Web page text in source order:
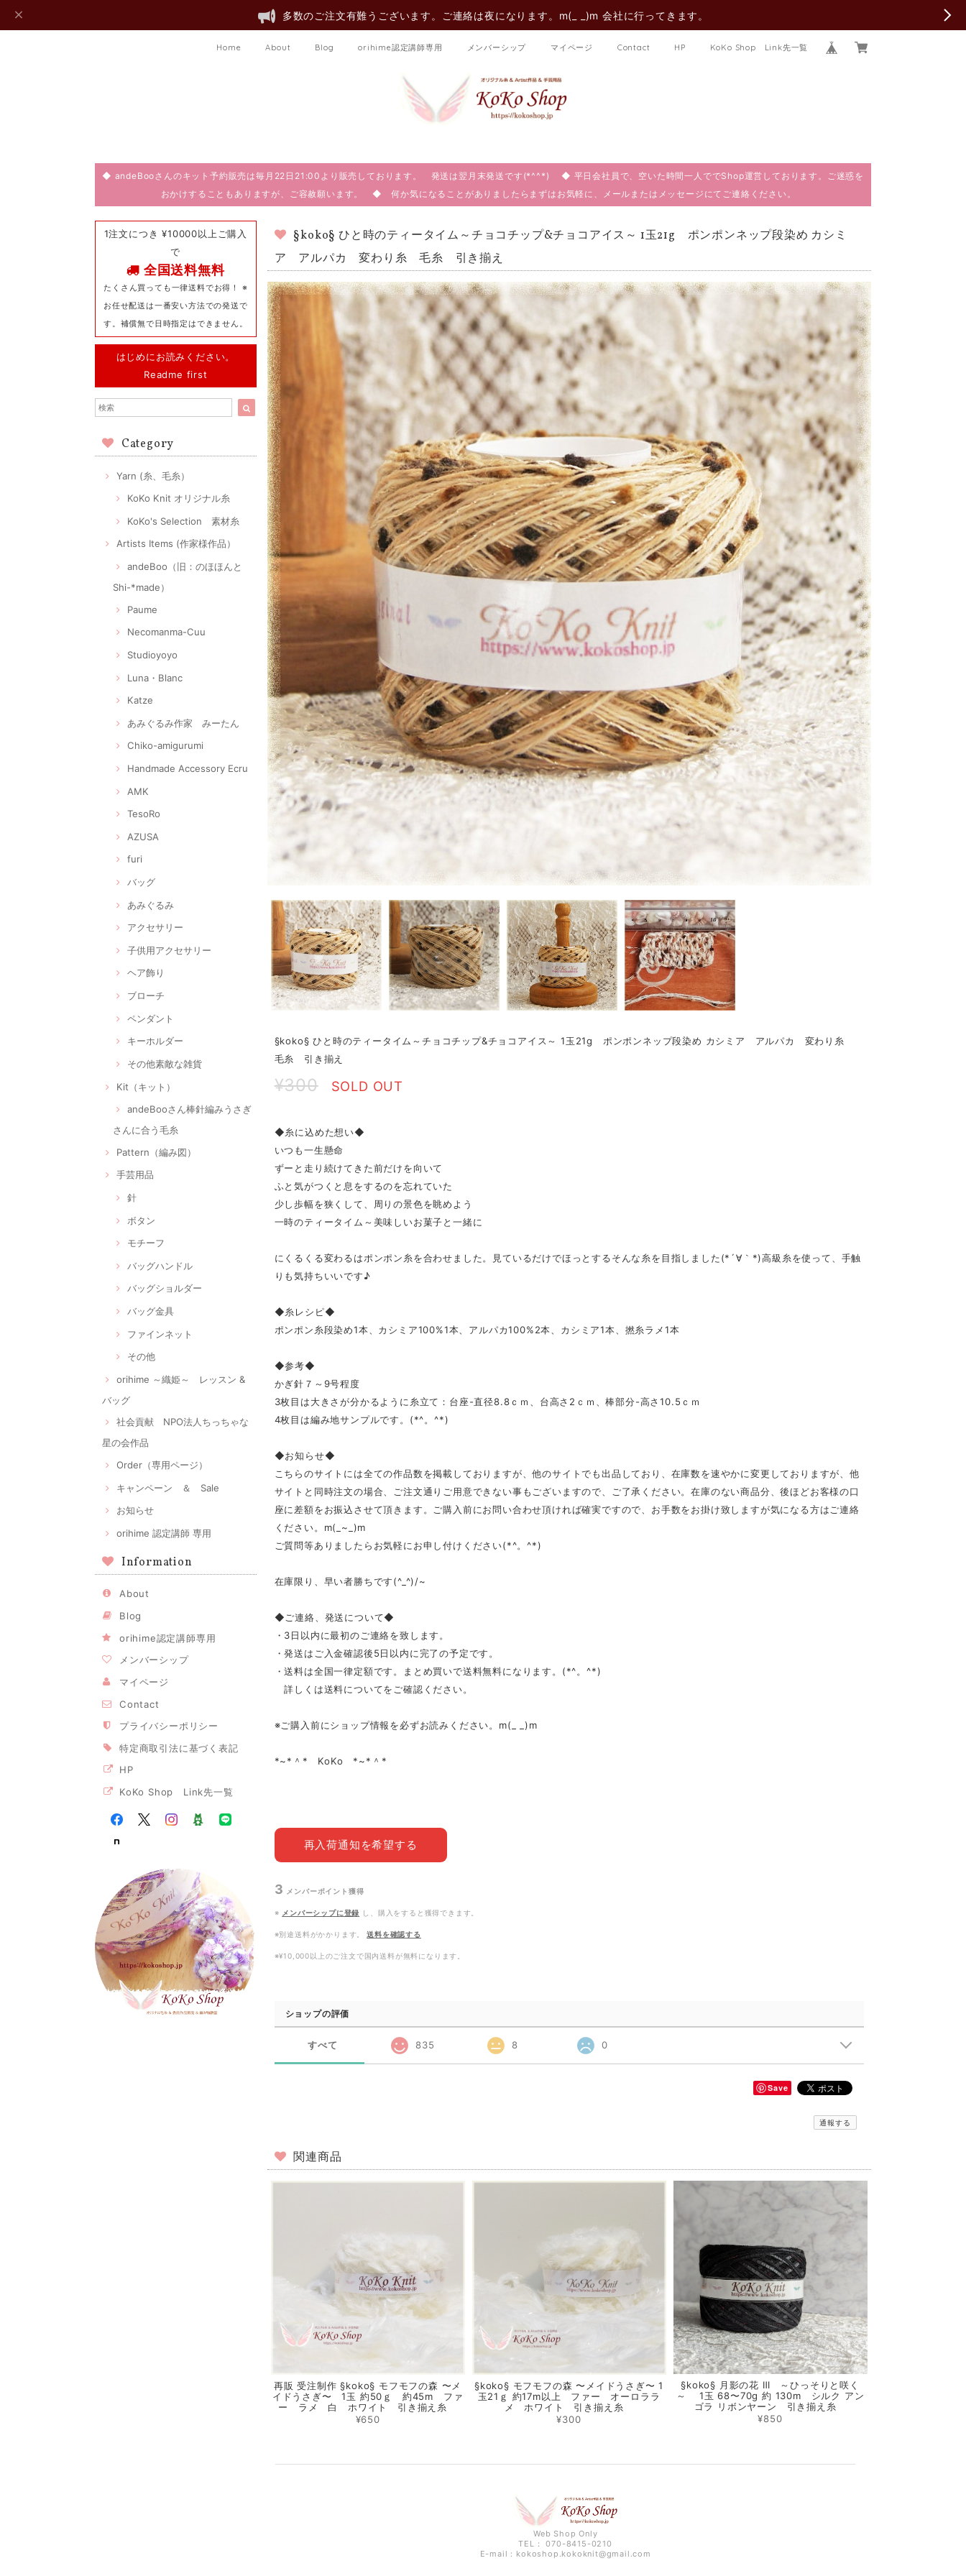
多数のご注文有難うございます。ご連絡は夜になります。m(_ _)m 会社に行ってきます。
Home About Blog orihime認定講師専用 メンバーシップ マイページ Contact HP KoKo Shop Link先一覧
◆ andeBooさんのキット予約販売は毎月22日21:00より販売しております。 発送は翌月末発送です(*^^*) ◆ 平日会社員で、空いた時間一人ででShop運営しております。ご迷惑を
おかけすることもありますが、ご容赦願います。 ◆ 何か気になることがありましたらまずはお気軽に、メールまたはメッセージにてご連絡ください。
1注文につき ¥10000以上ご購入
で
全国送料無料
たくさん買っても一律送料でお得！ ※
お任せ配送は一番安い方法での発送で
す。補償無で日時指定はできません。
はじめにお読みください。
Readme first
Category
Yarn (糸、毛糸）
KoKo Knit オリジナル糸
KoKo's Selection 素材糸
Artists Items (作家様作品）
andeBoo（旧：のほほんと
Shi-*made）
Paume
Necomanma-Cuu
Studioyoyo
Luna・Blanc
Katze
あみぐるみ作家 みーたん
Chiko-amigurumi
Handmade Accessory Ecru
AMK
TesoRo
AZUSA
furi
バッグ
あみぐるみ
アクセサリー
子供用アクセサリー
ヘア飾り
ブローチ
ペンダント
キーホルダー
その他素敵な雑貨
Kit（キット）
andeBooさん棒針編みうさぎ
さんに合う毛糸
Pattern（編み図）
手芸用品
針
ボタン
モチーフ
バッグハンドル
バッグショルダー
バッグ金具
ファインネット
その他
orihime ～織姫～ レッスン &
バッグ
社会貢献 NPO法人ちっちゃな
星の会作品
Order（専用ページ）
キャンペーン ＆ Sale
お知らせ
orihime 認定講師 専用
Information
About
Blog
orihime認定講師専用
メンバーシップ
マイページ
Contact
プライバシーポリシー
特定商取引法に基づく表記
HP
KoKo Shop Link先一覧
§koko§ ひと時のティータイム～チョコチップ&チョコアイス～ 1玉21g ポンポンネップ段染め カシミ
ア アルパカ 変わり糸 毛糸 引き揃え
§koko§ ひと時のティータイム～チョコチップ&チョコアイス～ 1玉21g ポンポンネップ段染め カシミア アルパカ 変わり糸
毛糸 引き揃え
¥300 SOLD OUT
◆糸に込めた想い◆
いつも一生懸命
ずーと走り続けてきた前だけを向いて
ふと気がつくと息をするのを忘れていた
少し歩幅を狭くして、周りの景色を眺めよう
一時のティータイム～美味しいお菓子と一緒に
にくるくる変わるはポンポン糸を合わせました。見ているだけでほっとするそんな糸を目指しました(*´∀｀*)高級糸を使って、手触
りも気持ちいいです♪
◆糸レシピ◆
ポンポン糸段染め1本、カシミア100%1本、アルパカ100%2本、カシミア1本、撚糸ラメ1本
◆参考◆
かぎ針７～9号程度
3枚目は大きさが分かるように糸立て：台座-直径8.8ｃｍ、台高さ2ｃｍ、棒部分-高さ10.5ｃｍ
4枚目は編み地サンプルです。(*^。^*)
◆お知らせ◆
こちらのサイトには全ての作品数を掲載しておりますが、他のサイトでも出品しており、在庫数を速やかに変更しておりますが、他
サイトと同時注文の場合、ご注文通りご用意できない事もございますので、ご了承ください。在庫のない商品分、後ほどお客様の口
座に差額をお振込させて頂きます。ご購入前にお問い合わせ頂ければ確実ですので、お手数をお掛け致しますが気になる方はご連絡
ください。m(_~_)m
ご質問等ありましたらお気軽にお申し付けください(*^。^*)
在庫限り、早い者勝ちです(^_^)/~
◆ご連絡、発送について◆
・3日以内に最初のご連絡を致します。
・発送はご入金確認後5日以内に完了の予定です。
・送料は全国一律定額です。まとめ買いで送料無料になります。(*^。^*)
詳しくは送料についてをご確認ください。
※ご購入前にショップ情報を必ずお読みください。m(_ _)m
*~*＾* KoKo *~*＾*
再入荷通知を希望する
3 メンバーポイント 獲得
※ メンバーシップに登録 し、購入をすると獲得できます。
※別途送料がかかります。 送料を確認する
※¥10,000以上のご注文で国内送料が無料になります。
ショップの評価
すべて 835 8 0
Save
通報する
関連商品
再販 受注制作 §koko§ モフモフの森 〜メ
イドうさぎ〜 1玉 約50ｇ 約45m ファ
ー ラメ 白 ホワイト 引き揃え糸
¥650
§koko§ モフモフの森 〜メイドうさぎ〜 1
玉21ｇ 約17m以上 ファー オーロララ
メ ホワイト 引き揃え糸
¥300
§koko§ 月影の花 Ⅲ ～ひっそりと咲く
～ 1玉 68〜70g 約 130m シルク アン
ゴラ リボンヤーン 引き揃え糸
¥850
Web Shop Only
TEL： 070-8415-0210
E-mail： kokoshop.kokoknit@gmail.com